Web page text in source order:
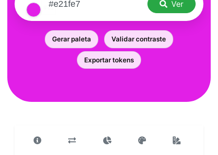
Ver
Gerar paleta Validar contraste
Exportar tokens